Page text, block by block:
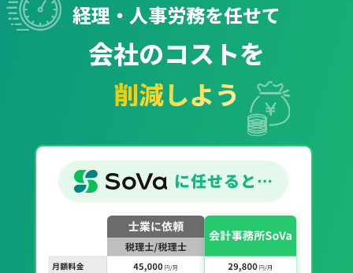
経理・人事労務を任せて
会社のコストを
削減しよう